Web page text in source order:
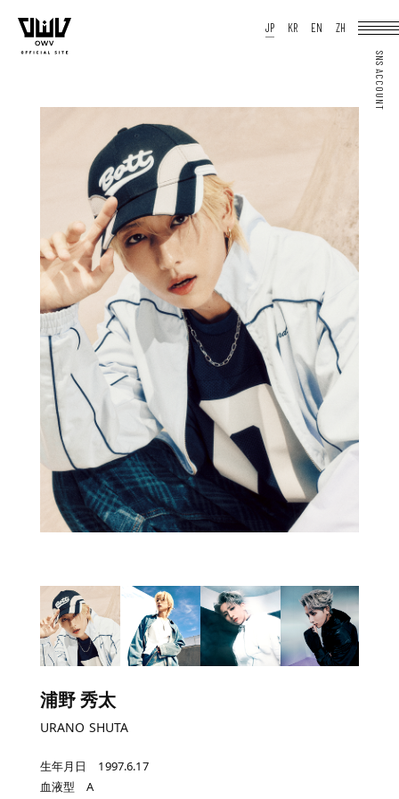
NEWS
SCHEDULE
PROFILE
OFFICIAL STORE
JP KR EN ZH
LOGIN
WEB RADIO
MEMBER DIARY
STAFF BLOG
WALLPAPER
FORTUNE
JP KR EN ZH
浦野 秀太
URANO SHUTA
生年月日 1997.6.17
血液型 A